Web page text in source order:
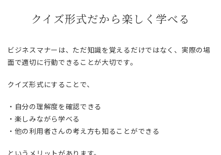
クイズ形式だから楽しく学べる
ビジネスマナーは、ただ知識を覚えるだけではなく、実際の場
面で適切に行動できることが大切です。
クイズ形式にすることで、
・自分の理解度を確認できる
・楽しみながら学べる
・他の利用者さんの考え方も知ることができる